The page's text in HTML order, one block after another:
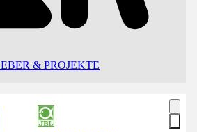
& PROJEKTE